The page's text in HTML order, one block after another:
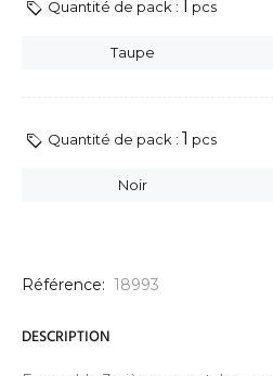
Quantité de pack : 1 pcs
Taupe
Quantité de pack : 1 pcs
Noir
Référence: 18993
DESCRIPTION